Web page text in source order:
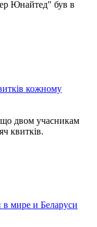
Юнайтед" був в
кожному
що двом учасникам
квитків.
в мире и Беларуси